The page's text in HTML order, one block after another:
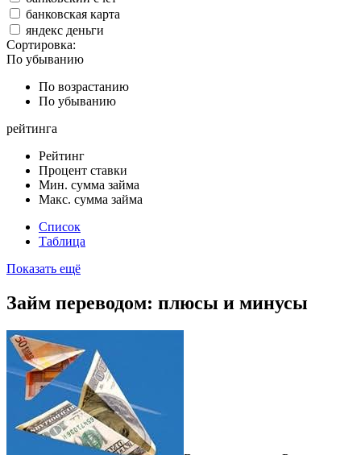
банковская карта
яндекс деньги
Сортировка:
По убыванию
По возрастанию
По убыванию
рейтинга
Рейтинг
Процент ставки
Мин. сумма займа
Макс. сумма займа
Список
Таблица
Показать ещё
Займ переводом: плюсы и минусы